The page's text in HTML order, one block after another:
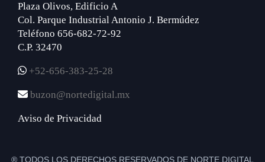
Plaza Olivos, Edificio A
Col. Parque Industrial Antonio J. Bermúdez
Teléfono 656-682-72-92
C.P. 32470
+52-656-383-25-28
buzon@nortedigital.mx
Aviso de Privacidad
® TODOS LOS DERECHOS RESERVADOS DE NORTE DIGITAL